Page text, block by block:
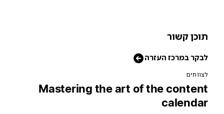
קשור
במרכז העזרה
Mastering the art of the